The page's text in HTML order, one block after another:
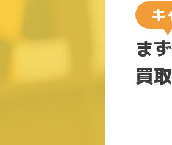
ま
買